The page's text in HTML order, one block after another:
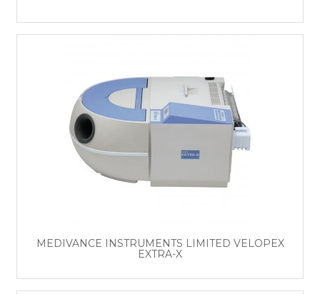
MEDIVANCE INSTRUMENTS LIMITED VELOPEX
EXTRA-X